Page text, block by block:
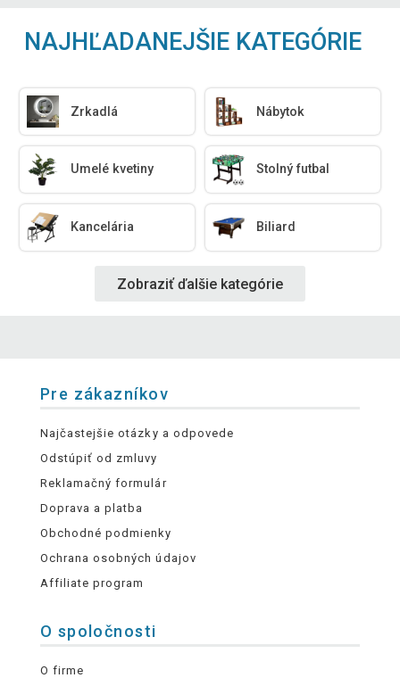
NAJHĽADANEJŠIE KATEGÓRIE
Zrkadlá Nábytok
Umelé kvetiny Stolný futbal
Kancelária Biliard
Zobraziť ďalšie kategórie
Pre zákazníkov
Najčastejšie otázky a odpovede
Odstúpiť od zmluvy
Reklamačný formulár
Doprava a platba
Obchodné podmienky
Ochrana osobných údajov
Affiliate program
O spoločnosti
O firme